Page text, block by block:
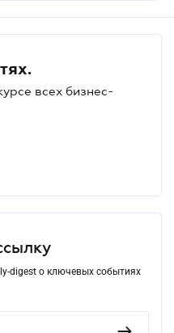
всех бизнес-
digest о ключевых событиях